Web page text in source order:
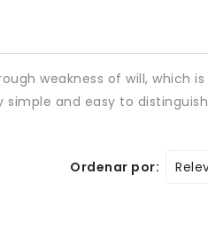
weakness of will, which
and easy to
Ordenar por: